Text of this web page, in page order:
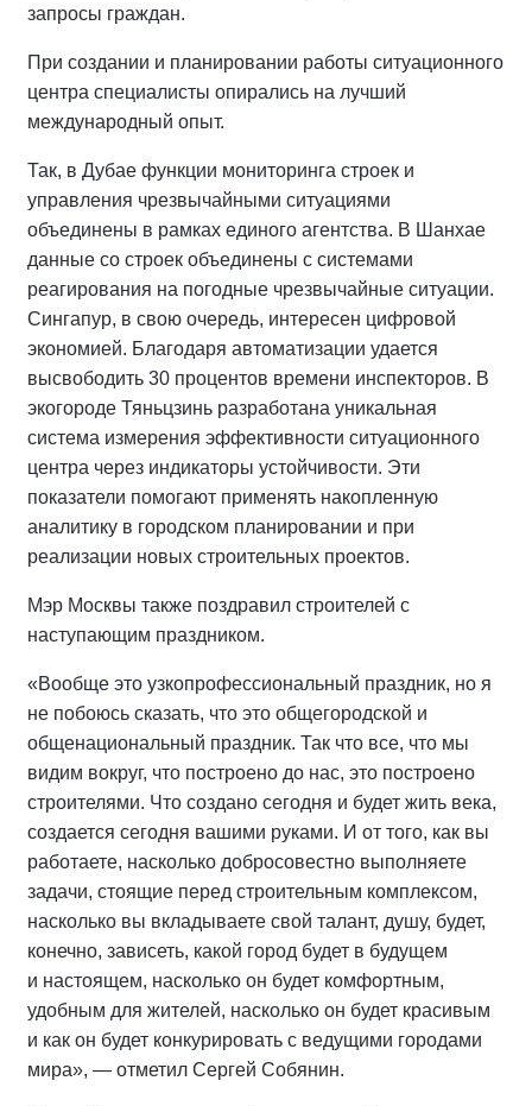
запросы граждан.
При создании и планировании работы ситуационного
центра специалисты опирались на лучший
международный опыт.
Так, в Дубае функции мониторинга строек и
управления чрезвычайными ситуациями
объединены в рамках единого агентства. В Шанхае
данные со строек объединены с системами
реагирования на погодные чрезвычайные ситуации.
Сингапур, в свою очередь, интересен цифровой
экономией. Благодаря автоматизации удается
высвободить 30 процентов времени инспекторов. В
экогороде Тяньцзинь разработана уникальная
система измерения эффективности ситуационного
центра через индикаторы устойчивости. Эти
показатели помогают применять накопленную
аналитику в городском планировании и при
реализации новых строительных проектов.
Мэр Москвы также поздравил строителей с
наступающим праздником.
«Вообще это узкопрофессиональный праздник, но я
не побоюсь сказать, что это общегородской и
общенациональный праздник. Так что все, что мы
видим вокруг, что построено до нас, это построено
строителями. Что создано сегодня и будет жить века,
создается сегодня вашими руками. И от того, как вы
работаете, насколько добросовестно выполняете
задачи, стоящие перед строительным комплексом,
насколько вы вкладываете свой талант, душу, будет,
конечно, зависеть, какой город будет в будущем
и настоящем, насколько он будет комфортным,
удобным для жителей, насколько он будет красивым
и как он будет конкурировать с ведущими городами
мира», — отметил Сергей Собянин.